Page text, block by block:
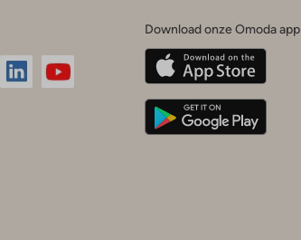
Download onze Omoda app